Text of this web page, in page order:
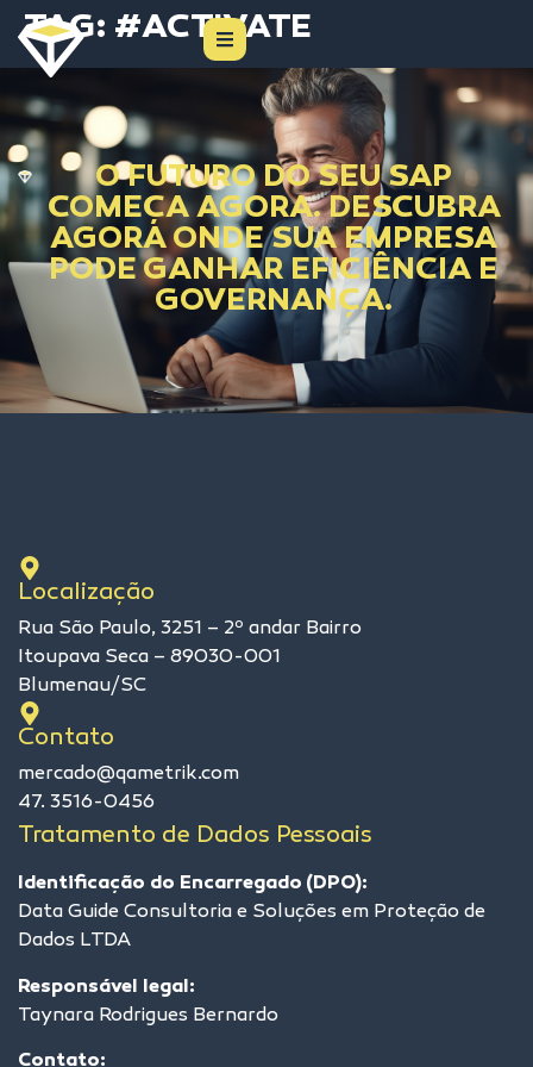
TAG: #ACTIVATE
O FUTURO DO SEU SAP
COMEÇA AGORA. DESCUBRA
AGORA ONDE SUA EMPRESA
PODE GANHAR EFICIÊNCIA E
GOVERNANÇA.
Localização
Rua São Paulo, 3251 – 2º andar Bairro
Itoupava Seca – 89030-001
Blumenau/SC
Contato
mercado@qametrik.com
47. 3516-0456
Tratamento de Dados Pessoais
Identificação do Encarregado (DPO):
Data Guide Consultoria e Soluções em Proteção de
Dados LTDA
Responsável legal:
Taynara Rodrigues Bernardo
Contato: